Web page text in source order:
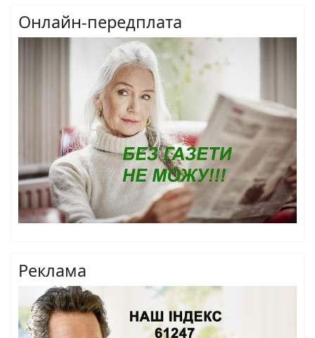
Онлайн-передплата
Реклама